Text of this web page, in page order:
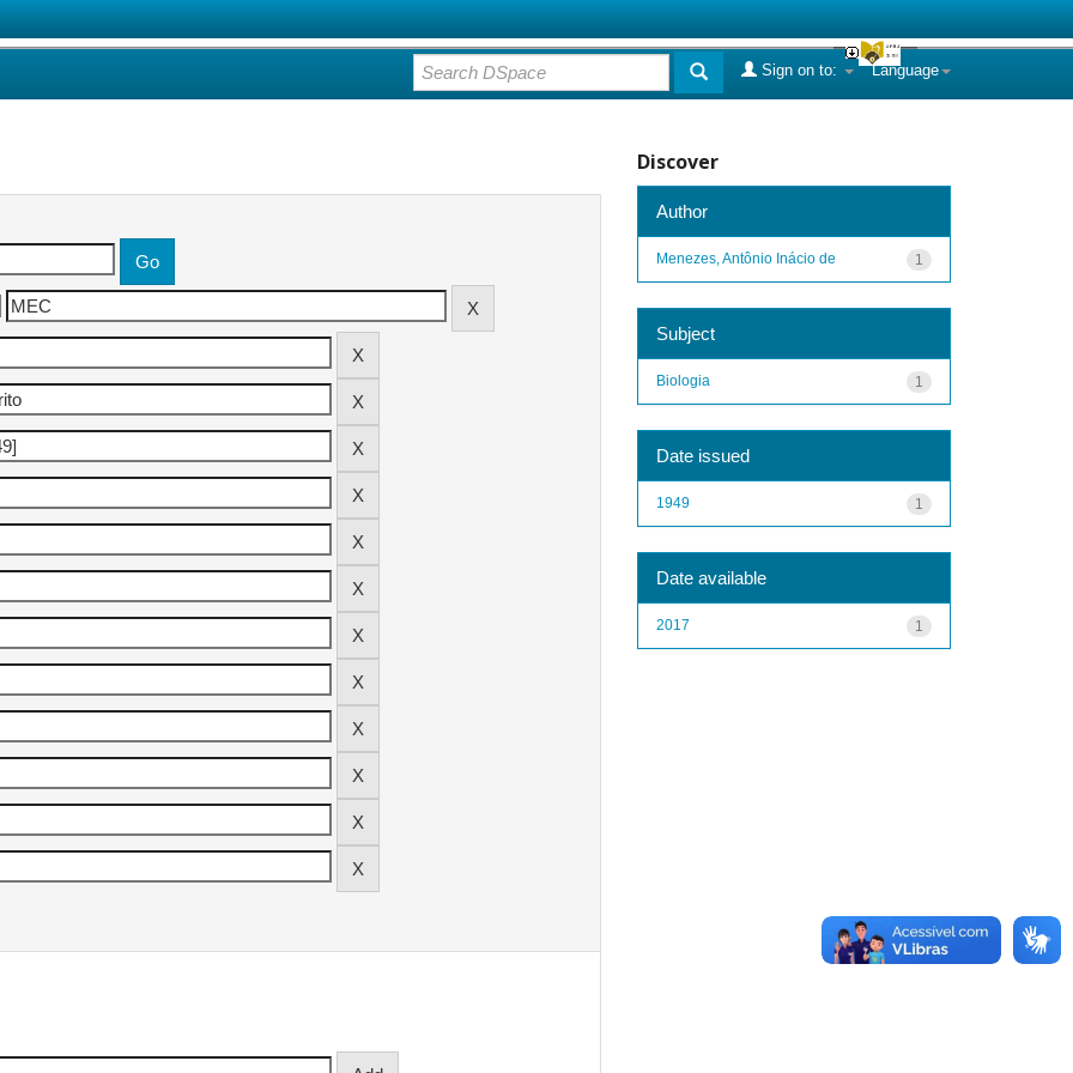
Language
Sign on to:
Discover
Author
1
Menezes, Antônio Inácio de
Subject
1
Biologia
Date issued
1
1949
Date available
1
2017